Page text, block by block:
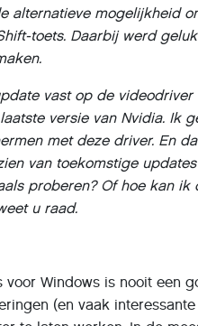
alternatieve mogelijkheid
toets. Daarbij werd
vast op de videodriver
versie van Nvidia. Ik
met deze driver. En
van toekomstige
proberen? Of hoe kan
u raad.
Windows is nooit een
(en vaak